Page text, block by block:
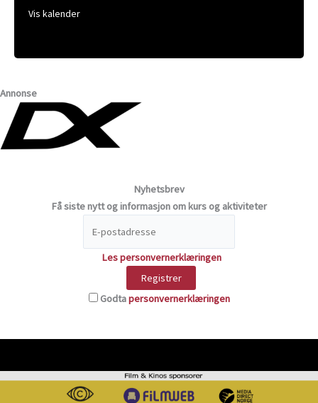
Vis kalender
Annonse
Nyhetsbrev
Få siste nytt og informasjon om kurs og aktiviteter
Les personvernerklæringen
Godtapersonvernerklæringen